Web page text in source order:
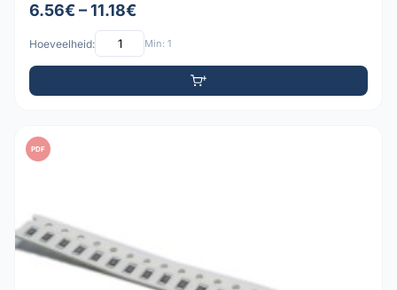
6.56€ – 11.18€
Hoeveelheid: Min: 1
PDF